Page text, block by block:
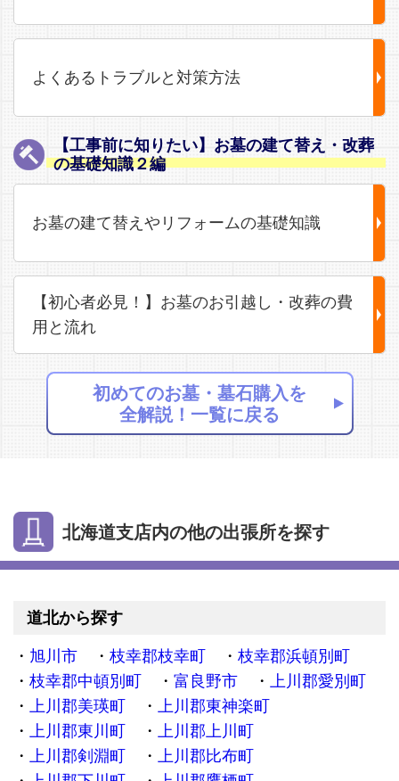
よくあるトラブルと対策方法
【工事前に知りたい】お墓の建て替え・改葬
の基礎知識２編
お墓の建て替えやリフォームの基礎知識
【初心者必見！】お墓のお引越し・改葬の費
用と流れ
初めてのお墓・墓石購入を
全解説！一覧に戻る
北海道支店内の他の出張所を探す
道北から探す
旭川市 枝幸郡枝幸町
枝幸郡浜頓別町
枝幸郡中頓別町
富良野市
上川郡愛別町
上川郡美瑛町
上川郡東神楽町
上川郡東川町
上川郡上川町
上川郡剣淵町
上川郡比布町